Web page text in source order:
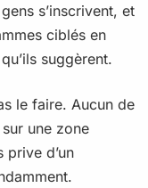
s’inscrivent, et
ciblés en
suggèrent.
le faire. Aucun de
une zone
d’un